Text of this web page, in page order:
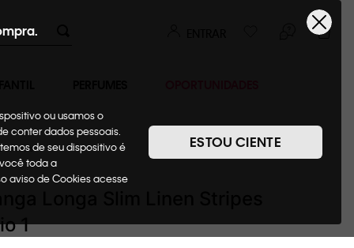
ou usamos o
conter dados pessoais.
de seu dispositivo é
toda a
aviso de Cookies acesse
ESTOU CIENTE
1